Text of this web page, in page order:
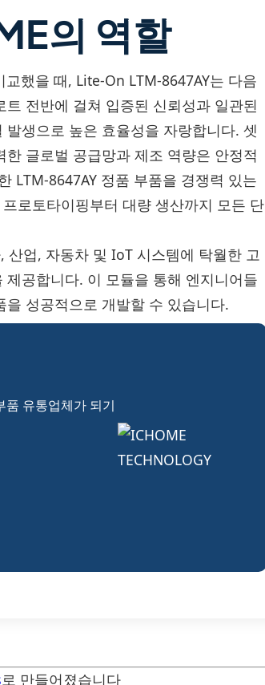
의 역할
했을 때, Lite-On LTM-8647AY는 다음
전반에 걸쳐 입증된 신뢰성과 일관된
생으로 높은 효율성을 자랑합니다. 셋
글로벌 공급망과 제조 역량은 안정적
LTM-8647AY 정품 부품을 경쟁력 있는
로토타이핑부터 대량 생산까지 모든 단
산업, 자동차 및 IoT 시스템에 탁월한 고
공합니다. 이 모듈을 통해 엔지니어들
성공적으로 개발할 수 있습니다.
유통업체가 되기
로 만들어졌습니다